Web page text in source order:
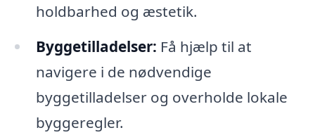
holdbarhed og æstetik.
Byggetilladelser: Få hjælp til at
navigere i de nødvendige
byggetilladelser og overholde lokale
byggeregler.